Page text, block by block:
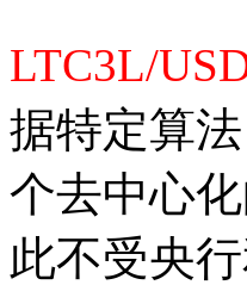
LTC3L/
据特定算
个去中心
此不受央